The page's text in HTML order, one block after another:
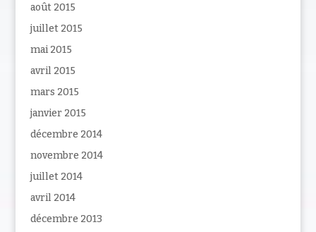
août 2015
juillet 2015
mai 2015
avril 2015
mars 2015
janvier 2015
décembre 2014
novembre 2014
juillet 2014
avril 2014
décembre 2013